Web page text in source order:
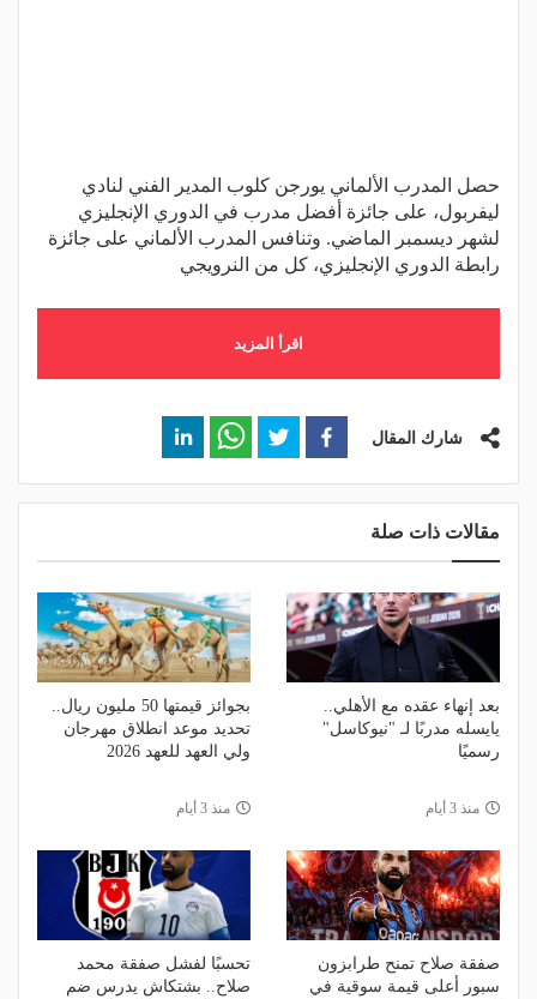
حصل المدرب الألماني يورجن كلوب المدير الفني لنادي
ليفربول، على جائزة أفضل مدرب في الدوري الإنجليزي
لشهر ديسمبر الماضي. وتنافس المدرب الألماني على جائزة
رابطة الدوري الإنجليزي، كل من النرويجي
اقرأ المزيد
شارك المقال
مقالات ذات صلة
بعد إنهاء عقده مع الأهلي..
يايسله مدربًا لـ "نيوكاسل"
رسميًا
منذ 3 أيام
بجوائز قيمتها 50 مليون ريال..
تحديد موعد انطلاق مهرجان
ولي العهد للعهد 2026
منذ 3 أيام
صفقة صلاح تمنح طرابزون
سبور أعلى قيمة سوقية في
تحسبًا لفشل صفقة محمد
صلاح.. بشتكاش يدرس ضم